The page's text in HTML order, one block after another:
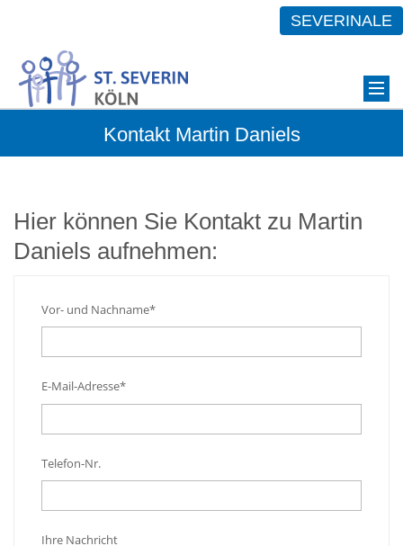
SEVERINALE
Kontakt Martin Daniels
Hier können Sie Kontakt zu Martin
Daniels aufnehmen:
Vor- und Nachname*
E-Mail-Adresse*
Telefon-Nr.
Ihre Nachricht